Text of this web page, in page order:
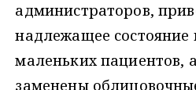
администраторов,
надлежащее состояние
маленьких пациентов,
заменены